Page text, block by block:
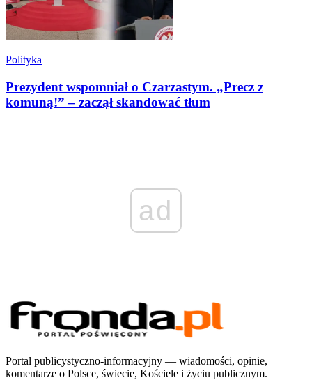
Polityka
Prezydent wspomniał o Czarzastym. „Precz z
komuną!” – zaczął skandować tłum
ad
Portal publicystyczno-informacyjny — wiadomości, opinie,
komentarze o Polsce, świecie, Kościele i życiu publicznym.